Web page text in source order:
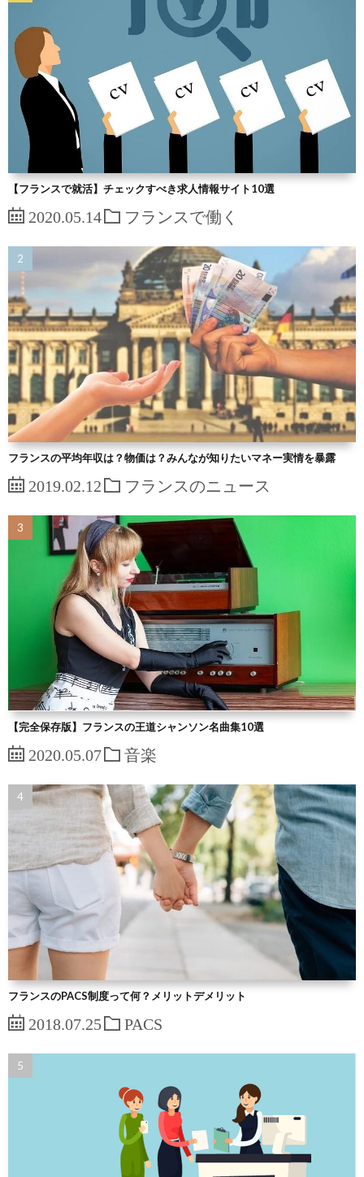
【フランスで就活】チェックすべき求人情報サイト10選
2020.05.14 フランスで働く
フランスの平均年収は？物価は？みんなが知りたいマネー実情を暴露
2019.02.12 フランスのニュース
【完全保存版】フランスの王道シャンソン名曲集10選
2020.05.07 音楽
フランスのPACS制度って何？メリットデメリット
2018.07.25 PACS